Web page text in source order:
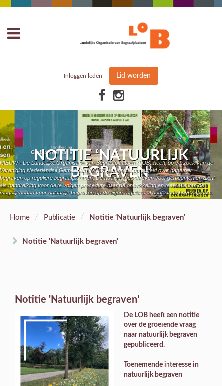
Inloggen leden Lid worden
NOTITIE ‘NATUURLIJK
BEGRAVEN’
NIEUW - De Landelijke Organisatie van Begraafplaatsen (LOB) heeft, op verzoek van de
Vereniging Nederlandse Gemeenten (VNG), een notitie opgesteld over natuurlijk
begraven op reguliere begraafplaatsen. De notitie is geschreven voor gemeenten en dient
als handreiking voor de te volgen procedure naar de ontwikkeling en realisatie van de
mogelijkheden voor natuurlijk begraven op de eigen reguliere al bestaande begraafplaats.
Home / Publicatie / Notitie ‘Natuurlijk begraven’
Notitie 'Natuurlijk begraven'
Notitie 'Natuurlijk begraven'
De LOB heeft een notitie
over de groeiende vraag
naar natuurlijk begraven
gepubliceerd.
Toenemende interesse in
natuurlijk begraven